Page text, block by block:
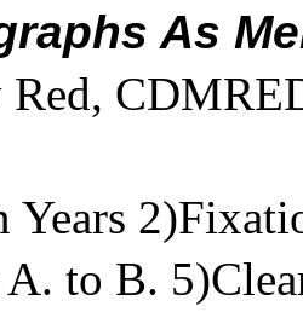
As
Red,
Years
to B.